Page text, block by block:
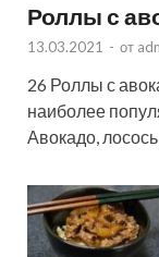
Роллы с
13.03.2021 - от
26 Роллы с
наиболее
Авокадо,